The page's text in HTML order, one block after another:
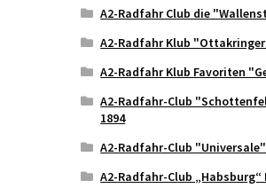
A2-Radfahr Club die
A2-Radfahr Klub "Ottakringer
A2-Radfahr Klub Favoriten
A2-Radfahr-Club
1894
A2-Radfahr-Club
A2-Radfahr-Club